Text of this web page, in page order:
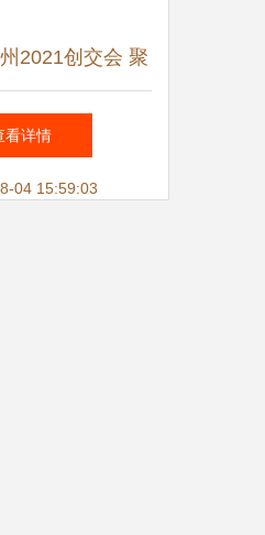
2021创交会 聚
新前沿，共绘产
新蓝图
看详情
04 15:59:03